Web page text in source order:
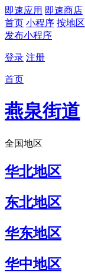
即速应用 即速商店
首页 小程序 按地区
发布小程序
登录 注册
首页
燕泉街道
全国地区
华北地区
东北地区
华东地区
华中地区